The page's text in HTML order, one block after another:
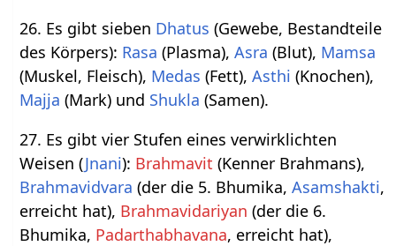
26. Es gibt sieben Dhatus (Gewebe, Bestandteile
des Körpers): Rasa (Plasma),Asra (Blut), Mamsa
(Muskel, Fleisch), Medas (Fett),Asthi (Knochen),
Majja (Mark) und Shukla (Samen).
27. Es gibt vier Stufen eines verwirklichten
Weisen (Jnani): Brahmavit (Kenner Brahmans),
Brahmavidvara (der die 5. Bhumika,Asamshakti,
erreicht hat), Brahmavidariyan (der die 6.
Bhumika, Padarthabhavana, erreicht hat),